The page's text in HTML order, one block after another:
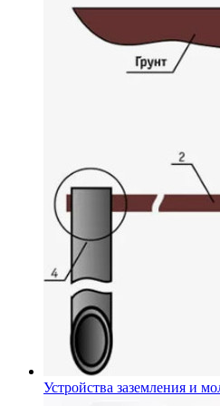
Устройства заземления и